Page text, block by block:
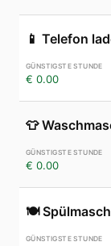
📱 Telefon
€ 0.00
👕
€ 0.00
🍽️